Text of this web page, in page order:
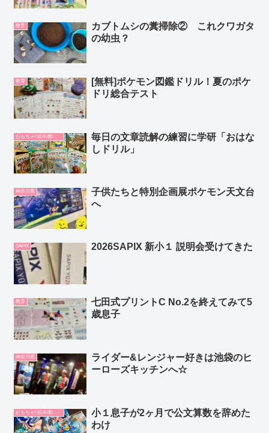
教育
カブトムシの糞掃除② これクワガタ
の幼虫？
教育
[無料]ポケモン図鑑ドリル！夏のポケ
ドリ総合テスト
毎日の文章読解の練習に学研「おはな
しドリル」
神奈川県
子供たちと特別企画展ポケモン天文台
へ
SAPIX 2026SAPIX 新小１ 説明会受けてきた
教育
七田式プリントC No.2を終えてみて5
歳息子
神奈川県
ライダー&レンジャー好きは池袋のヒ
ーローズキッチンへ☆
小１息子が2ヶ月で公文算数を辞めた
わけ